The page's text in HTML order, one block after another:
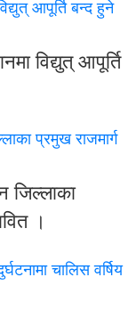
विद्युत् आपूर्ति
जिल्लाका
।